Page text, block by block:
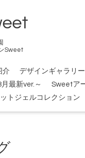
Sweet
介 デザインギャラリー
最新ver.～
Sweetア
トジェルコレクション